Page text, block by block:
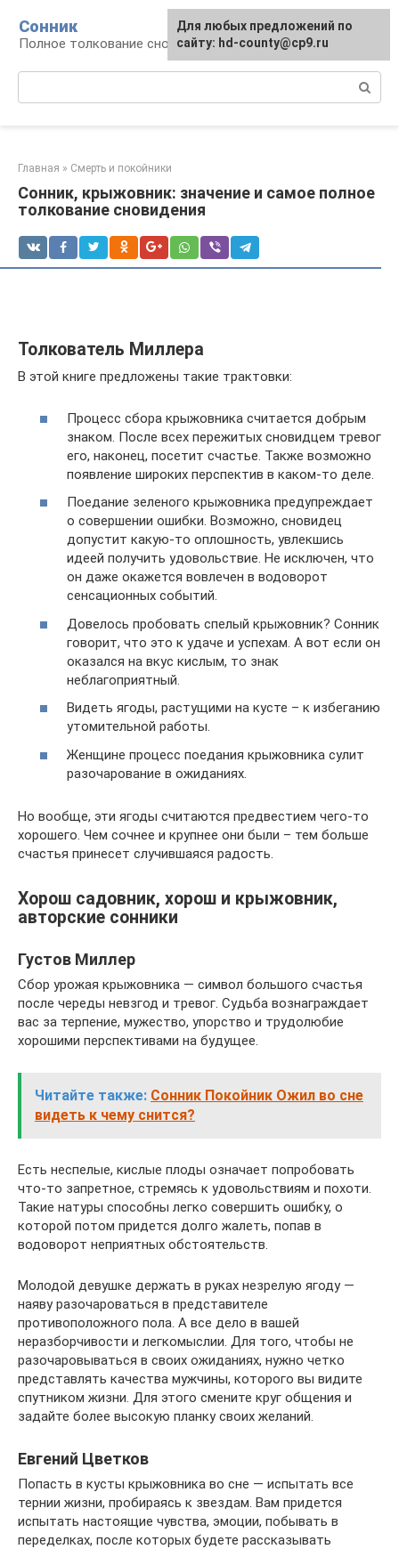
контенту
Сонник
Полное толкование снов
Главная » Смерть и покойники
Сонник, крыжовник: значение и самое полное
толкование сновидения
Толкователь Миллера
В этой книге предложены такие трактовки:
Процесс сбора крыжовника считается добрым
знаком. После всех пережитых сновидцем тревог
его, наконец, посетит счастье. Также возможно
появление широких перспектив в каком-то деле.
Поедание зеленого крыжовника предупреждает
о совершении ошибки. Возможно, сновидец
допустит какую-то оплошность, увлекшись
идеей получить удовольствие. Не исключен, что
он даже окажется вовлечен в водоворот
сенсационных событий.
Довелось пробовать спелый крыжовник? Сонник
говорит, что это к удаче и успехам. А вот если он
оказался на вкус кислым, то знак
неблагоприятный.
Видеть ягоды, растущими на кусте – к избеганию
утомительной работы.
Женщине процесс поедания крыжовника сулит
разочарование в ожиданиях.
Но вообще, эти ягоды считаются предвестием чего-то
хорошего. Чем сочнее и крупнее они были – тем больше
счастья принесет случившаяся радость.
Хорош садовник, хорош и крыжовник,
авторские сонники
Густов Миллер
Сбор урожая крыжовника — символ большого счастья
после череды невзгод и тревог. Судьба вознаграждает
вас за терпение, мужество, упорство и трудолюбие
хорошими перспективами на будущее.
Читайте также: Сонник Покойник Ожил во сне
видеть к чему снится?
Есть неспелые, кислые плоды означает попробовать
что-то запретное, стремясь к удовольствиям и похоти.
Такие натуры способны легко совершить ошибку, о
которой потом придется долго жалеть, попав в
водоворот неприятных обстоятельств.
Молодой девушке держать в руках незрелую ягоду —
наяву разочароваться в представителе
противоположного пола. А все дело в вашей
неразборчивости и легкомыслии. Для того, чтобы не
разочаровываться в своих ожиданиях, нужно четко
представлять качества мужчины, которого вы видите
спутником жизни. Для этого смените круг общения и
задайте более высокую планку своих желаний.
Евгений Цветков
Попасть в кусты крыжовника во сне — испытать все
тернии жизни, пробираясь к звездам. Вам придется
испытать настоящие чувства, эмоции, побывать в
переделках, после которых будете рассказывать
Для любых предложений по
сайту: hd-county@cp9.ru